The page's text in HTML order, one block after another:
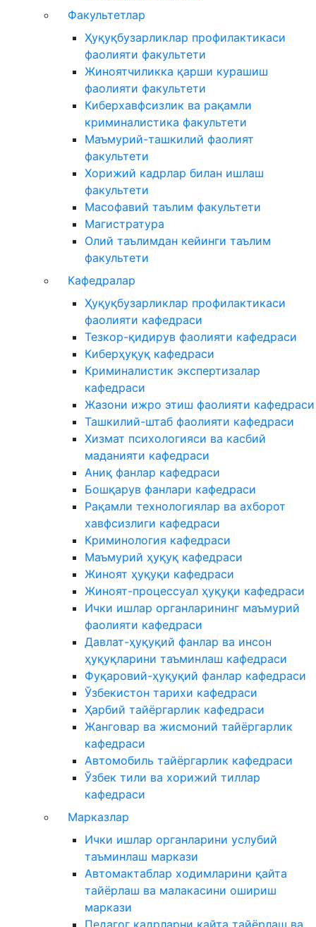
Факультетлар
Ҳуқуқбузарликлар профилактикаси
фаолияти факультети
Жиноятчиликка қарши курашиш
фаолияти факультети
Киберхавфсизлик ва рақамли
криминалистика факультети
Маъмурий-ташкилий фаолият
факультети
Хорижий кадрлар билан ишлаш
факультети
Масофавий таълим факультети
Магистратура
Олий таълимдан кейинги таълим
факультети
Кафедралар
Ҳуқуқбузарликлар профилактикаси
фаолияти кафедраси
Тезкор-қидирув фаолияти кафедраси
Киберҳуқуқ кафедраси
Криминалистик экспертизалар
кафедраси
Жазони ижро этиш фаолияти кафедраси
Ташкилий-штаб фаолияти кафедраси
Хизмат психологияси ва касбий
маданияти кафедраси
Аниқ фанлар кафедраси
Бошқарув фанлари кафедраси
Рақамли технологиялар ва ахборот
хавфсизлиги кафедраси
Криминология кафедраси
Маъмурий ҳуқуқ кафедраси
Жиноят ҳуқуқи кафедраси
Жиноят-процессуал ҳуқуқи кафедраси
Ички ишлар органларининг маъмурий
фаолияти кафедраси
Давлат-ҳуқуқий фанлар ва инсон
ҳуқуқларини таъминлаш кафедраси
Фуқаровий-ҳуқуқий фанлар кафедраси
Ўзбекистон тарихи кафедраси
Ҳарбий тайёргарлик кафедраси
Жанговар ва жисмоний тайёргарлик
кафедраси
Автомобиль тайёргарлик кафедраси
Ўзбек тили ва хорижий тиллар
кафедраси
Марказлар
Ички ишлар органларини услубий
таъминлаш маркази
Автомактаблар ходимларини қайта
тайёрлаш ва малакасини ошириш
маркази
Педагог кадрларни қайта тайёрлаш ва